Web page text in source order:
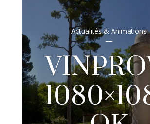
Actualités & Animations